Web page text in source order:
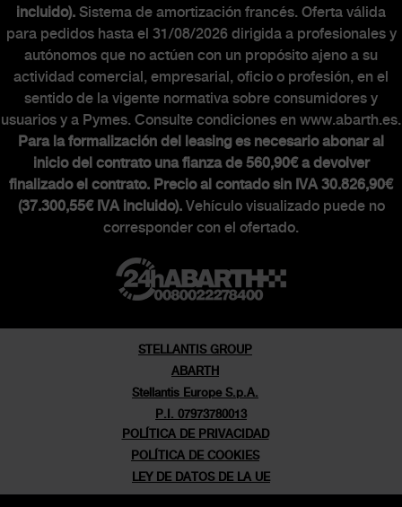
incluido). Sistema de amortización francés. Oferta válida
para pedidos hasta el 31/08/2026 dirigida a profesionales y
autónomos que no actúen con un propósito ajeno a su
actividad comercial, empresarial, oficio o profesión, en el
sentido de la vigente normativa sobre consumidores y
usuarios y a Pymes. Consulte condiciones en www.abarth.es.
Para la formalización del leasing es necesario abonar al
inicio del contrato una fianza de 560,90€ a devolver
finalizado el contrato. Precio al contado sin IVA 30.826,90€
(37.300,55€ IVA incluido).Vehículo visualizado puede no
corresponder con el ofertado.
STELLANTIS GROUP
ABARTH
Stellantis Europe S.p.A.
P.I. 07973780013
POLÍTICA DE PRIVACIDAD
POLÍTICA DE COOKIES
LEY DE DATOS DE LA UE